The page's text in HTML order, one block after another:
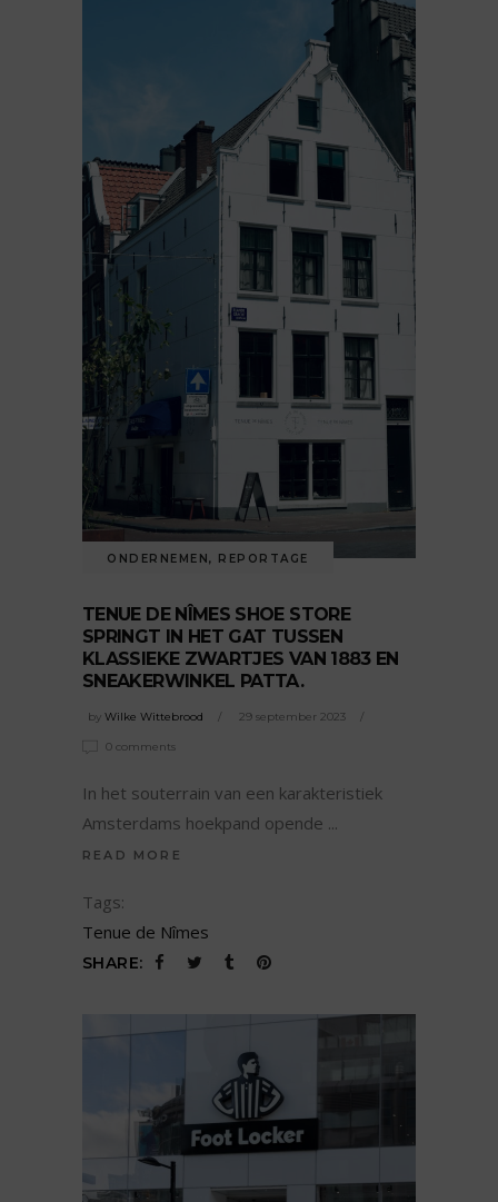
ONDERNEMEN, REPORTAGE
TENUE DE NÎMES SHOE STORE
SPRINGT IN HET GAT TUSSEN
KLASSIEKE ZWARTJES VAN 1883 EN
SNEAKERWINKEL PATTA.
by Wilke Wittebrood 29 september 2023
0 comments
In het souterrain van een karakteristiek
Amsterdams hoekpand opende
READ MORE
Tags:
Tenue de Nîmes
SHARE: